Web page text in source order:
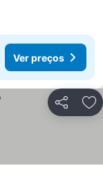
Ver preços
Partilhar